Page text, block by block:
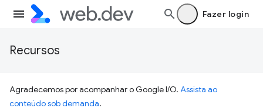
Fazer login
Recursos
Agradecemos por acompanhar o Google I/O. Assista ao
conteúdo sob demanda.